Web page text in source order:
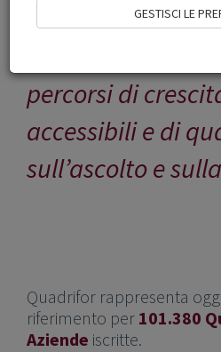
accompagnare i
percorsi di
accessibili e di
sull’ascolto e
Quadrifor rappresenta
riferimento per 101.380
Aziende iscritte.
GESTISCI LE